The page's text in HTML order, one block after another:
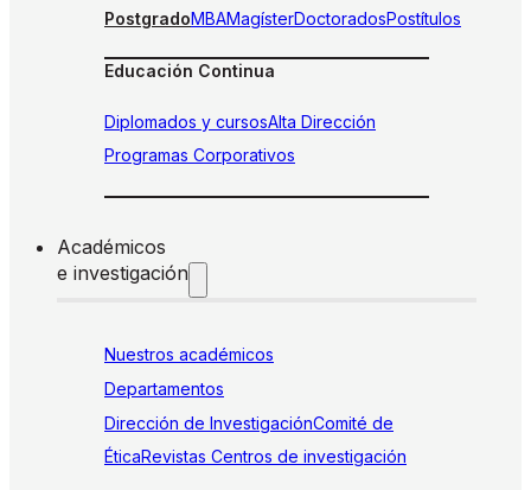
PostgradoMBAMagísterDoctoradosPostítulos
Educación Continua
Diplomados y cursosAlta Dirección
Programas Corporativos
Académicos
e investigación
Nuestros académicos
Departamentos
Dirección de InvestigaciónComité de
ÉticaRevistas Centros de investigación